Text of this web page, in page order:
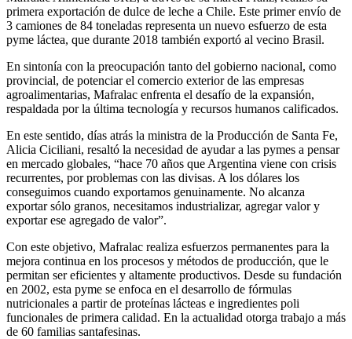
primera exportación de dulce de leche a Chile. Este primer envío de
3 camiones de 84 toneladas representa un nuevo esfuerzo de esta
pyme láctea, que durante 2018 también exportó al vecino Brasil.
En sintonía con la preocupación tanto del gobierno nacional, como
provincial, de potenciar el comercio exterior de las empresas
agroalimentarias, Mafralac enfrenta el desafío de la expansión,
respaldada por la última tecnología y recursos humanos calificados.
En este sentido, días atrás la ministra de la Producción de Santa Fe,
Alicia Ciciliani, resaltó la necesidad de ayudar a las pymes a pensar
en mercado globales, “hace 70 años que Argentina viene con crisis
recurrentes, por problemas con las divisas. A los dólares los
conseguimos cuando exportamos genuinamente. No alcanza
exportar sólo granos, necesitamos industrializar, agregar valor y
exportar ese agregado de valor”.
Con este objetivo, Mafralac realiza esfuerzos permanentes para la
mejora continua en los procesos y métodos de producción, que le
permitan ser eficientes y altamente productivos. Desde su fundación
en 2002, esta pyme se enfoca en el desarrollo de fórmulas
nutricionales a partir de proteínas lácteas e ingredientes poli
funcionales de primera calidad. En la actualidad otorga trabajo a más
de 60 familias santafesinas.